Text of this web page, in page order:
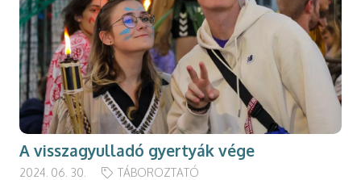
A visszagyulladó gyertyák vége
2024. 06. 30. TÁBOROZTATÓ